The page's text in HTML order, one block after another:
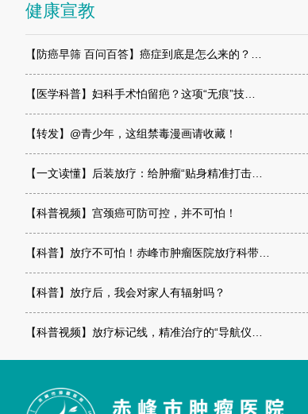
肿瘤外科一疗区
口腔科
麻醉科
健康宣教
【防癌早筛 百问百答】癌症到底是怎么来的？…
【医学科普】妇科手术怕留疤？这项“无痕”技…
【转发】@青少年，这组禁毒漫画请收藏！
【一文读懂】后装放疗：给肿瘤“贴身精准打击…
【科普视频】宫颈癌可防可控，并不可怕！
【科普】放疗不可怕！赤峰市肿瘤医院放疗科带…
【科普】放疗后，我会对家人有辐射吗？
【科普视频】放疗标记线，精准治疗的“导航仪…